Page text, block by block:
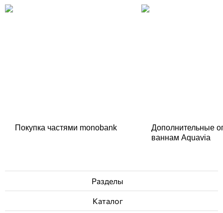
Покупка частями monobank
Дополнительные
ваннам Aquavia
Разделы
Каталог